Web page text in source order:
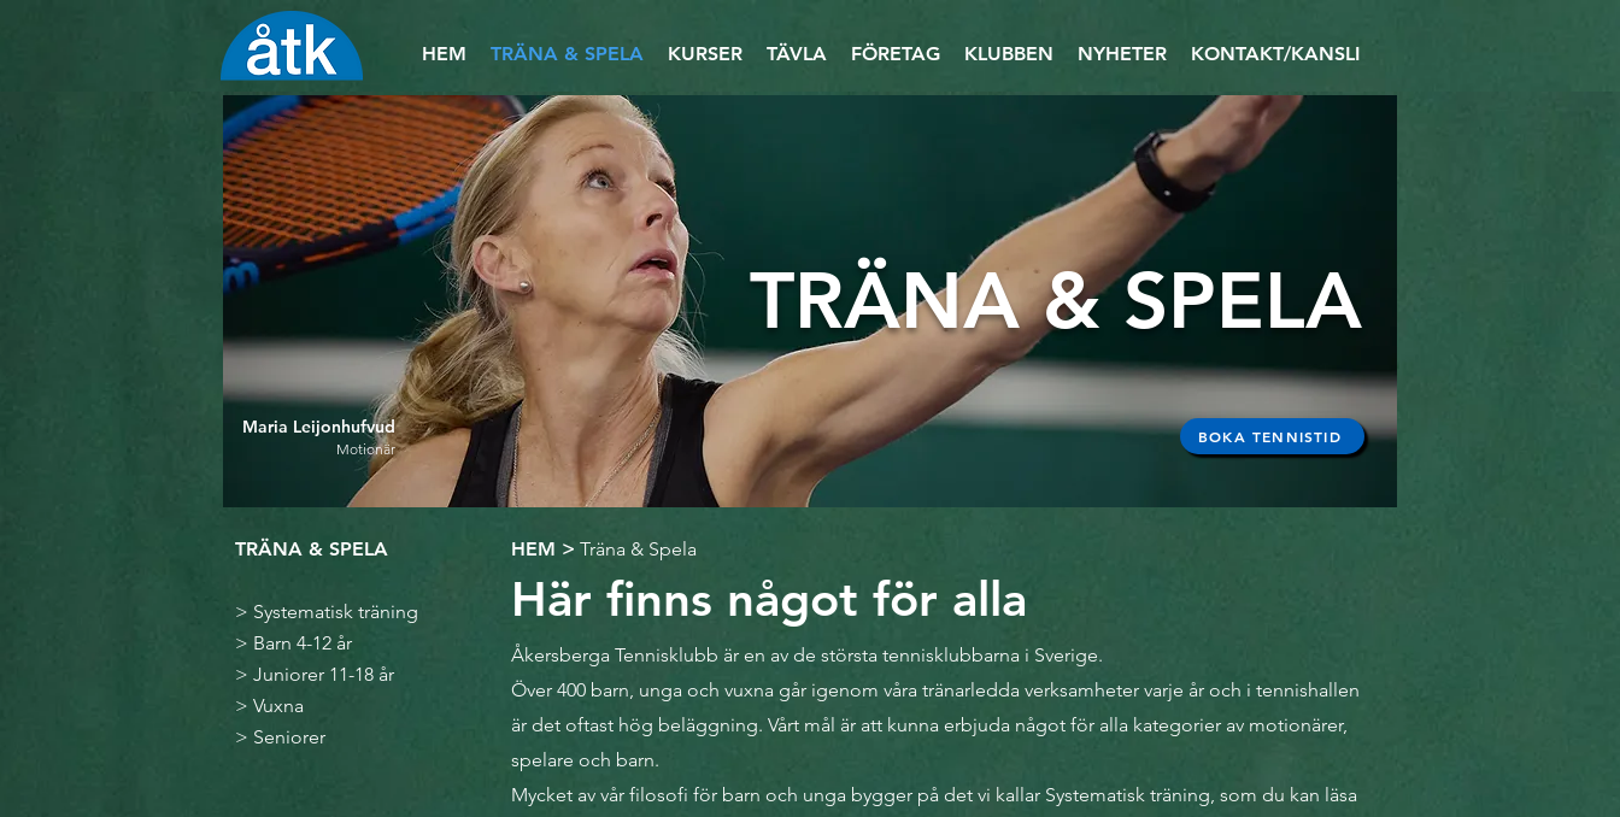
HEM TRÄNA & SPELA KURSER TÄVLA FÖRETAG KLUBBEN NYHETER KONTAKT/KANSLI
Maria Leijonhufvud
Motionär
TRÄNA & SPELA
BOKA TENNISTID
TRÄNA & SPELA
> Systematisk träning
> Barn 4-12 år
> Juniorer 11-18 år
> Vuxna
> Seniorer
HEM > Träna & Spela
Här finns något för alla
Åkersberga Tennisklubb är en av de största tennisklubbarna i Sverige.
Över 400 barn, unga och vuxna går igenom våra tränarledda verksamheter varje år och i tennishallen
är det oftast hög beläggning. Vårt mål är att kunna erbjuda något för alla kategorier av motionärer,
spelare och barn.
Mycket av vår filosofi för barn och unga bygger på det vi kallar Systematisk träning, som du kan läsa